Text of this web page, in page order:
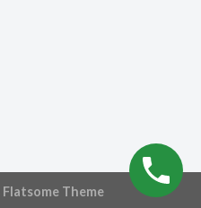
Flatsome Theme